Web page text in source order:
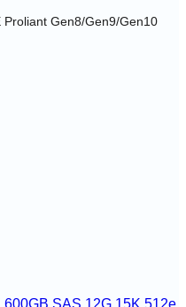
Gen8/Gen9/Gen10
SAS 12G 15K 512e